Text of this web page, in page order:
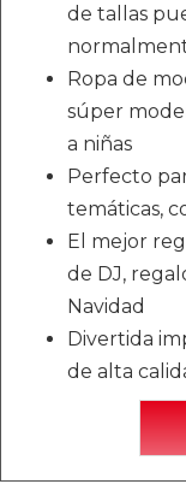
de tallas
Ropa de
súper
a niñas
Perfecto
temáticas,
El mejor
de DJ,
Navidad
Divertida
de alta